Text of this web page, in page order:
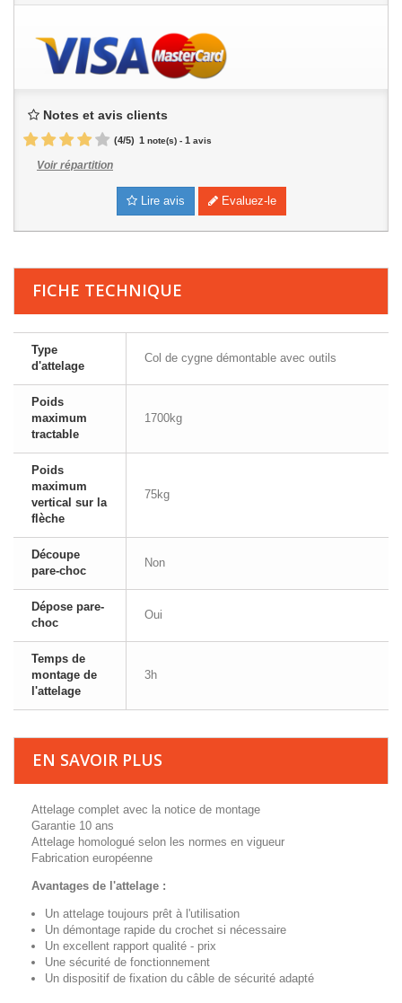
Notes et avis clients
(4/5) 1 note(s) - 1 avis
Voir répartition
Lire avis Evaluez-le
FICHE TECHNIQUE
Type
d'attelage
Col de cygne démontable avec outils
Poids
maximum
tractable
1700kg
Poids
maximum
vertical sur la
flèche
75kg
Découpe
pare-choc
Non
Dépose pare-
choc
Oui
Temps de
montage de
l'attelage
3h
EN SAVOIR PLUS
Attelage complet avec la notice de montage
Garantie 10 ans
Attelage homologué selon les normes en vigueur
Fabrication européenne
Avantages de l'attelage :
Un attelage toujours prêt à l'utilisation
Un démontage rapide du crochet si nécessaire
Un excellent rapport qualité - prix
Une sécurité de fonctionnement
Un dispositif de fixation du câble de sécurité adapté